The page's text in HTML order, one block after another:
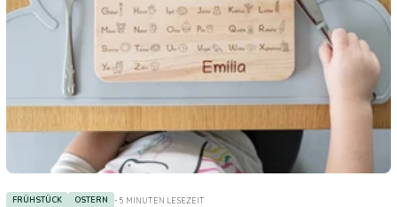
FRÜHSTÜCK OSTERN - 5 MINUTEN LESEZEIT